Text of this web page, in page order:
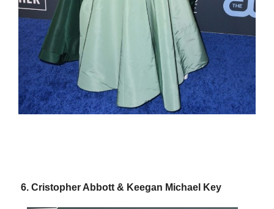
6. Cristopher Abbott & Keegan Michael Key